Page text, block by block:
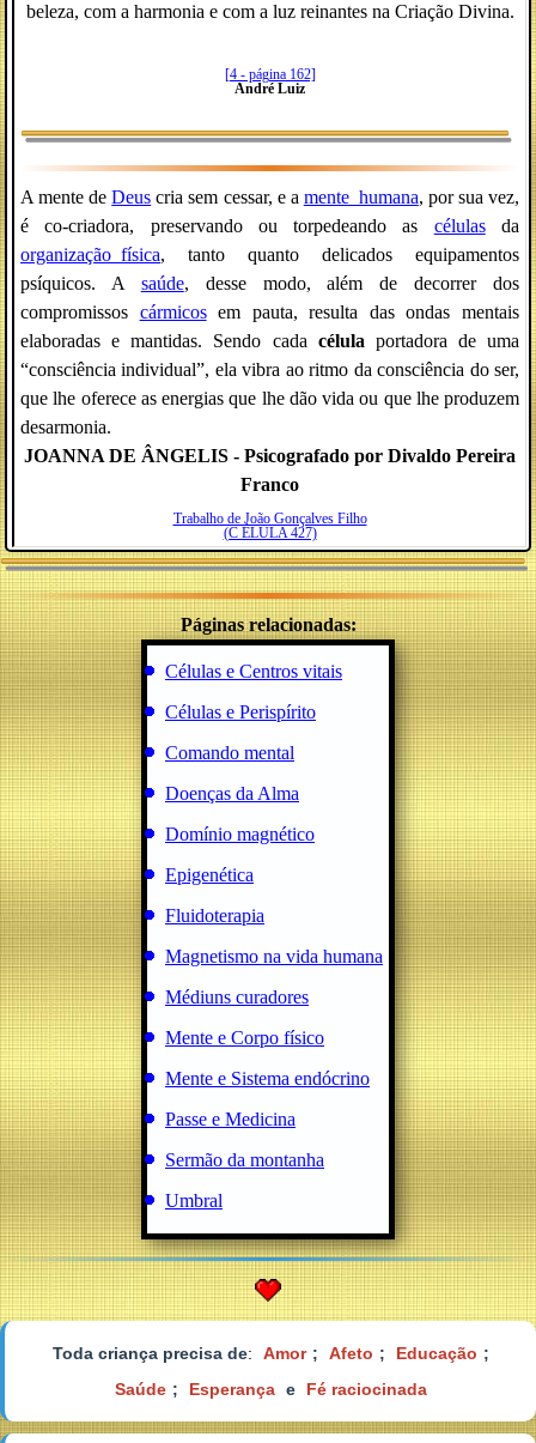
beleza, com a harmonia e com a luz reinantes na Criação Divina.
[4 - página 162]
André Luiz
A mente deDeus cria sem cessar, e a mente_humana, por sua vez,
é co-criadora, preservando ou torpedeando as célulasda
organização_física, tanto quanto delicados equipamentos
psíquicos. A saúde, desse modo, além de decorrer dos
compromissos cármicosem pauta, resulta das ondas mentais
elaboradas e mantidas. Sendo cada célula portadora de uma
“consciência individual”, ela vibra ao ritmo da consciência do ser,
que lhe oferece as energias que lhe dão vida ou que lhe produzem
desarmonia.
JOANNA DE ÂNGELIS - Psicografado por Divaldo Pereira
Franco
Trabalho de João Gonçalves Filho
(C ÉLULA 427)
Páginas relacionadas:
Células e Centros vitais
Células e Perispírito
Comando mental
Doenças da Alma
Domínio magnético
Epigenética
Fluidoterapia
Magnetismo na vida humana
Médiuns curadores
Mente e Corpo físico
Mente e Sistema endócrino
Passe e Medicina
Sermão da montanha
Umbral
Toda criança precisa de: Amor ; Afeto ; Educação ;
Saúde ; Esperança e Fé raciocinada